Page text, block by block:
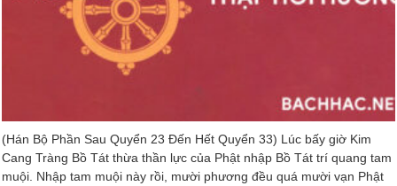
(Hán Bộ Phần Sau Quyển 23 Ðến Hết Quyển 33) Lúc bấy giờ Kim
Cang Tràng Bồ Tát thừa thần lực của Phật nhập Bồ Tát trí quang tam
muội. Nhập tam muội này rồi, mười phương đều quá mười vạn Phật